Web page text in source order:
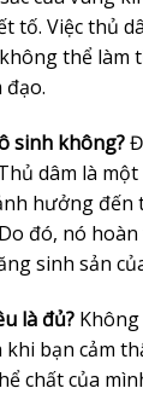
tố. Việc thủ
thể làm
đạo.
sinh không?
dâm là
hưởng đến
đó, nó
sinh sản
là đủ?
khi bạn cảm
chất của